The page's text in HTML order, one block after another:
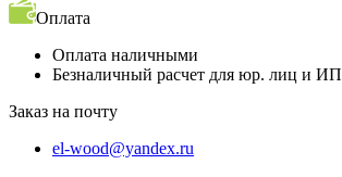
Оплата
Оплата наличными
Безналичный расчет для юр. лиц и ИП
Заказ на почту
el-wood@yandex.ru